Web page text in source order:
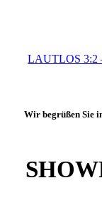
LAUTLOS
Wir begrüßen Sie